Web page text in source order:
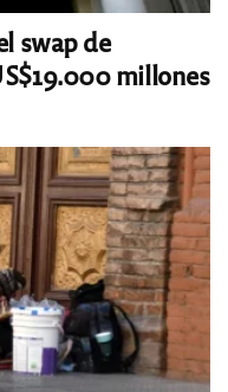
swap de
millones